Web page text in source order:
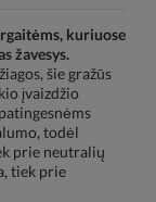
kuriuose
žavesys.
šie gražūs
įvaizdžio
todėl
prie neutralių
tiek prie